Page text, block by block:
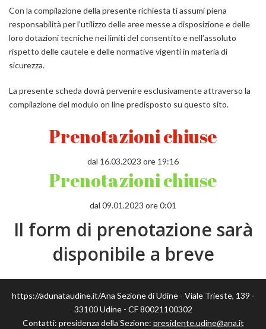
Con la compilazione della presente richiesta ti assumi piena
responsabilità per l’utilizzo delle aree messe a disposizione e delle
loro dotazioni tecniche nei limiti del consentito e nell’assoluto
rispetto delle cautele e delle normative vigenti in materia di
sicurezza.
La presente scheda dovrà pervenire esclusivamente attraverso la
compilazione del modulo on line predisposto su questo sito.
Prenotazioni chiuse
dal 16.03.2023 ore 19:16
Prenotazioni chiuse
dal 09.01.2023 ore 0:01
Il form di prenotazione sarà
disponibile a breve
https://adunataudine.it/Ana Sezione di Udine - Viale Trieste, 139 -
33100 Udine - CF 80021100302
Contatti: presidenza della Sezione: presidente.udine@ana.it